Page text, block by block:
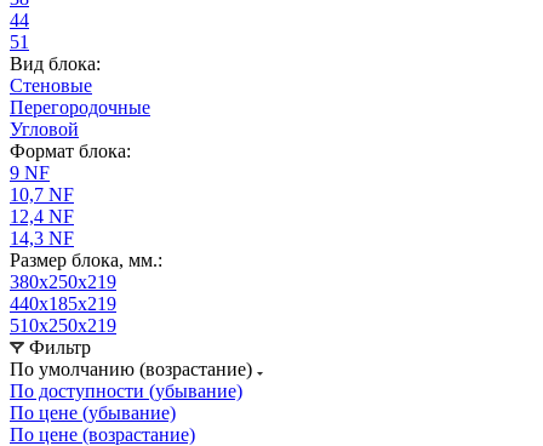
44
51
Вид блока:
Стеновые
Перегородочные
Угловой
Формат блока:
9 NF
10,7 NF
12,4 NF
14,3 NF
Размер блока, мм.:
380x250x219
440x185x219
510x250x219
Фильтр
По умолчанию (возрастание)
По доступности (убывание)
По цене (убывание)
По цене (возрастание)